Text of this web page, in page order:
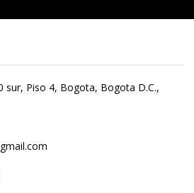
sur, Piso 4, Bogota, Bogota D.C.,